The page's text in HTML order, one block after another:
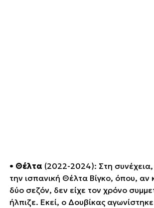
• Θέλτα (2022-2024): Στη
την ισπανική Θέλτα Βίγκο, όπου, αν
δύο σεζόν, δεν είχε τον χρόνο
ήλπιζε. Εκεί, ο Δουβίκας